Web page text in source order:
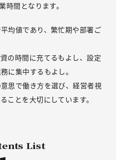
時間となります。
均値であり、繁忙期や部署ご
の時間に充てるもよし、設定
に集中するもよし。
思で働き方を選び、経営者視
ことを大切にしています。
List